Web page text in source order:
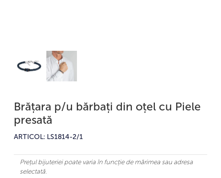
Brățara p/u bărbați din oțel cu Piele
presată
ARTICOL: LS1814-2/1
Prețul bijuteriei poate varia în funcție de mărimea sau adresa
selectată.